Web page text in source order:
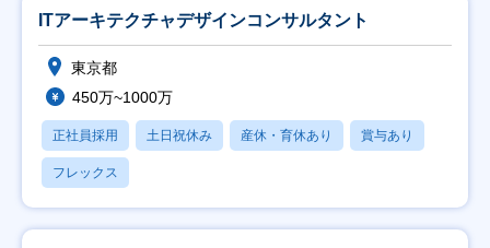
ITアーキテクチャデザインコンサルタント
東京都
450万~1000万
正社員採用 土日祝休み 産休・育休あり 賞与あり
フレックス